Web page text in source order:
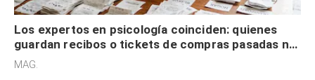
Los expertos en psicología coinciden: quienes
guardan recibos o tickets de compras pasadas no
son acumuladores, sino que tienen necesidad de
MAG.